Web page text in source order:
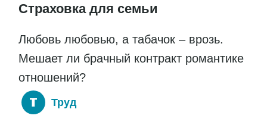
Страховка для семьи
Любовь любовью, а табачок – врозь.
Мешает ли брачный контракт романтике
отношений?
Труд